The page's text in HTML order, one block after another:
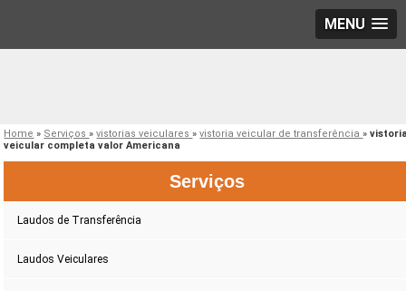
MENU
Home » Serviços»vistorias veiculares»vistoria veicular de transferência»
veicular completa valor Americana
Serviços
Laudos de Transferência
Laudos Veiculares